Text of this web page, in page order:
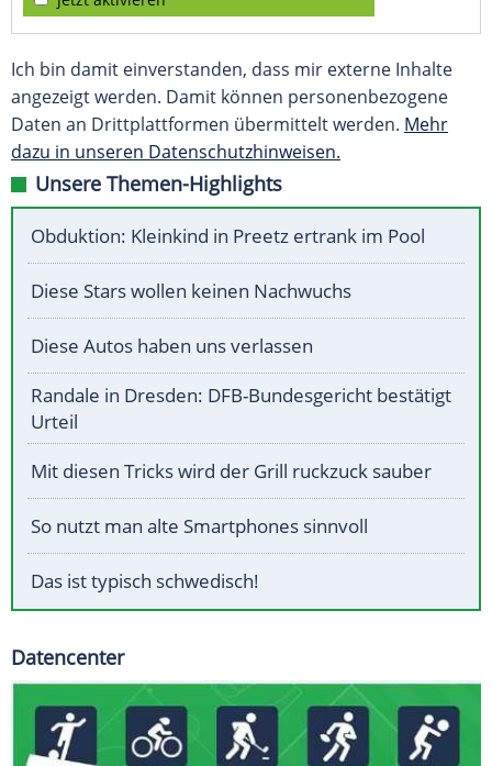
Ich bin damit einverstanden, dass mir externe Inhalte
angezeigt werden. Damit können personenbezogene
Daten an Drittplattformen übermittelt werden. Mehr
dazu in unseren Datenschutzhinweisen.
Unsere Themen-Highlights
Obduktion: Kleinkind in Preetz ertrank im Pool
Diese Stars wollen keinen Nachwuchs
Diese Autos haben uns verlassen
Randale in Dresden: DFB-Bundesgericht bestätigt
Urteil
Mit diesen Tricks wird der Grill ruckzuck sauber
So nutzt man alte Smartphones sinnvoll
Das ist typisch schwedisch!
Datencenter